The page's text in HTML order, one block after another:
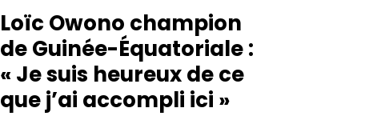
Loïc Owono champion
de Guinée-Équatoriale :
« Je suis heureux de ce
que j’ai accompli ici »